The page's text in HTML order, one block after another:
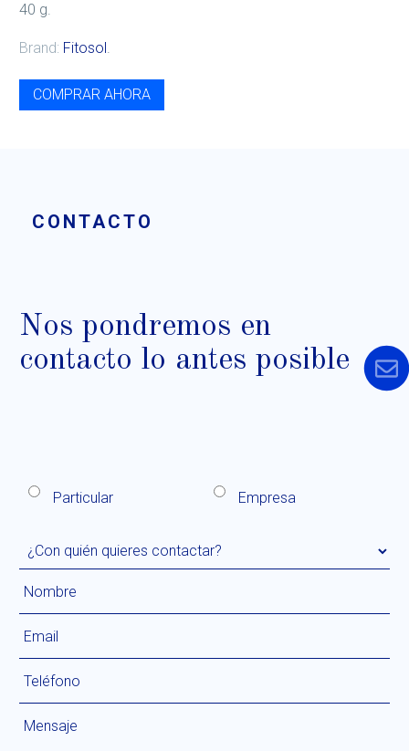
40 g.
Brand: Fitosol
COMPRAR AHORA
CONTACTO
Nos pondremos en
contacto lo antes posible
Particular Empresa